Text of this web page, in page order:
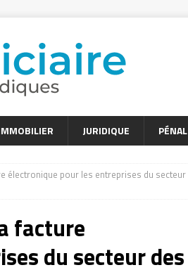
JURIDIQUE PÉNAL
électronique pour les entreprises du secteur
facture
du secteur des